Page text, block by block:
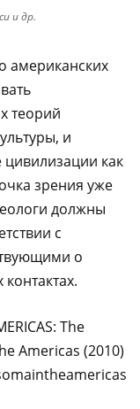
и др.
американских
теорий
и
как
зрения уже
должны
с
о
The
Americas (2010)